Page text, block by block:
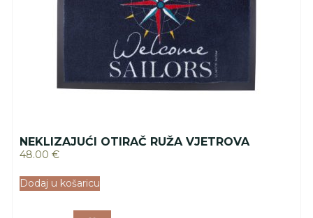
NEKLIZAJUĆI OTIRAČ RUŽA VJETROVA
48.00 €
Dodaj u košaricu